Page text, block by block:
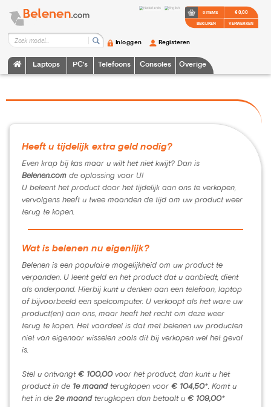
Laptops PC's Telefoons Consoles Overige
Inloggen Registeren
0 ITEMS
BEKIJKEN
€ 0,00
VERWERKEN
Heeft u tijdelijk extra geld nodig?
Even krap bij kas maar u wilt het niet kwijt? Dan is
Belenen.com de oplossing voor U!
U beleent het product door het tijdelijk aan ons te verkopen,
vervolgens heeft u twee maanden de tijd om uw product weer
terug te kopen.
Wat is belenen nu eigenlijk?
Belenen is een populaire mogelijkheid om uw product te
verpanden. U leent geld en het product dat u aanbiedt, dient
als onderpand. Hierbij kunt u denken aan een telefoon, laptop
of bijvoorbeeld een spelcomputer. U verkoopt als het ware uw
product(en) aan ons, maar heeft het recht om deze weer
terug te kopen. Het voordeel is dat met belenen uw producten
niet van eigenaar wisselen zoals dit bij verkopen wel het geval
is.
Stel u ontvangt € 100,00voor het product, dan kunt u het
product in de 1e maandterugkopen voor € 104,50*. Komt u
het in de 2e maandterugkopen dan betaalt u € 109,00*